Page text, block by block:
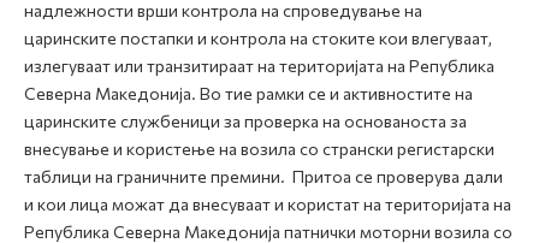
надлежности врши контрола на спроведување на
царинските постапки и контрола на стоките кои влегуваат,
излегуваат или транзитираат на територијата на Република
Северна Македонија. Во тие рамки се и активностите на
царинските службеници за проверка на основаноста за
внесување и користење на возила со странски регистарски
таблици на граничните премини. Притоа се проверува дали
и кои лица можат да внесуваат и користат на територијата на
Република Северна Македонија патнички моторни возила со